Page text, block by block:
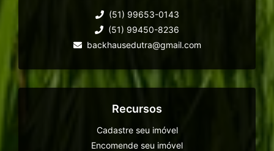
(51) 99653-0143
(51) 99450-8236
backhausedutra@gmail.com
Recursos
Cadastre seu imóvel
Encomende seu imóvel